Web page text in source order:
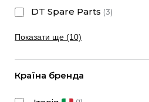
DT Spare Parts (3)
Показати ще (10)
Країна бренда